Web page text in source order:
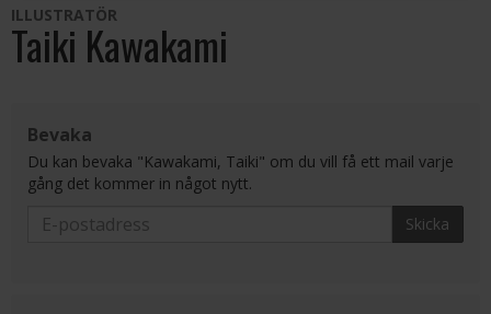
ILLUSTRATÖR
Taiki Kawakami
Bevaka
Du kan bevaka "Kawakami, Taiki" om du vill få ett mail varje
gång det kommer in något nytt.
Skicka